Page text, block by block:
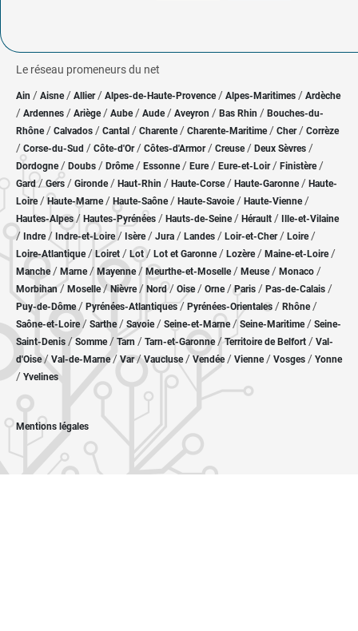
Le réseau promeneurs du net
Ain / Aisne/ Allier/ Alpes-de-Haute-Provence / Alpes-Maritimes / Ardèche
/ Ardennes / Ariège/ Aube/ Aude / Aveyron / Bas Rhin / Bouches-du-
Rhône/ Calvados / Cantal / Charente / Charente-Maritime/ Cher / Corrèze
/ Corse-du-Sud / Côte-d'Or / Côtes-d'Armor/ Creuse/ Deux Sèvres /
Dordogne/ Doubs / Drôme/ Essonne / Eure/ Eure-et-Loir / Finistère/
Gard/Gers / Gironde/ Haut-Rhin / Haute-Corse/ Haute-Garonne/ Haute-
Loire/Haute-Marne/ Haute-Saône/ Haute-Savoie/ Haute-Vienne/
Hautes-Alpes/ Hautes-Pyrénées / Hauts-de-Seine/ Hérault / Ille-et-Vilaine
/ Indre/ Indre-et-Loire/ Isère/ Jura / Landes / Loir-et-Cher/ Loire/
Loire-Atlantique/ Loiret / Lot/ Lot et Garonne/ Lozère / Maine-et-Loire/
Manche/ Marne/ Mayenne/ Meurthe-et-Moselle/ Meuse/ Monaco /
Morbihan/ Moselle/ Nièvre / Nord/ Oise / Orne/Paris / Pas-de-Calais /
Puy-de-Dôme/ Pyrénées-Atlantiques / Pyrénées-Orientales / Rhône/
Saône-et-Loire/ Sarthe/ Savoie/ Seine-et-Marne/ Seine-Maritime/ Seine-
Saint-Denis /Somme/ Tarn / Tarn-et-Garonne/Territoire de Belfort / Val-
d'Oise/ Val-de-Marne/Var/Vaucluse/ Vendée/ Vienne/ Vosges / Yonne
/ Yvelines
Mentions légales